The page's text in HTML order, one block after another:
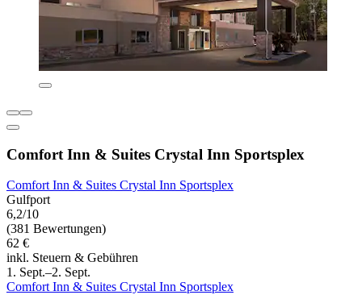
Comfort Inn & Suites Crystal Inn Sportsplex
Comfort Inn & Suites Crystal Inn Sportsplex
Gulfport
6,2/10
(381 Bewertungen)
62 €
inkl. Steuern & Gebühren
1. Sept.–2. Sept.
Comfort Inn & Suites Crystal Inn Sportsplex